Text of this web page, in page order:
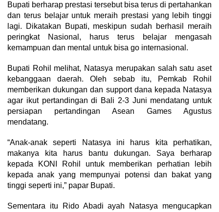
Bupati berharap prestasi tersebut bisa terus di pertahankan
dan terus belajar untuk meraih prestasi yang lebih tinggi
lagi. Dikatakan Bupati, meskipun sudah berhasil meraih
peringkat Nasional, harus terus belajar mengasah
kemampuan dan mental untuk bisa go internasional.
Bupati Rohil melihat, Natasya merupakan salah satu aset
kebanggaan daerah. Oleh sebab itu, Pemkab Rohil
memberikan dukungan dan support dana kepada Natasya
agar ikut pertandingan di Bali 2-3 Juni mendatang untuk
persiapan pertandingan Asean Games Agustus
mendatang.
“Anak-anak seperti Natasya ini harus kita perhatikan,
makanya kita harus bantu dukungan. Saya berharap
kepada KONI Rohil untuk memberikan perhatian lebih
kepada anak yang mempunyai potensi dan bakat yang
tinggi seperti ini,” papar Bupati.
Sementara itu Rido Abadi ayah Natasya mengucapkan